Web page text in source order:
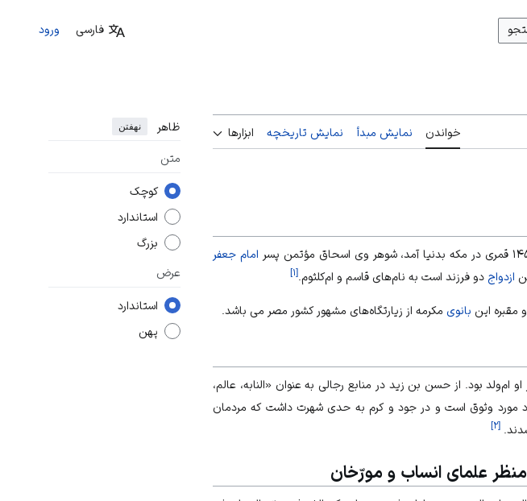
فارسی ورود
خواندن نمایش مبدأ نمایش تاریخچه ابزارها ظاهر نهفتن
متن
کوچک
استاندارد
بزرگ
عرض
استاندارد
پهن
مکهبدنیا آمد، شوهر وی اسحاق مؤتمن پسر امام جعفر
ازدواج دو فرزند است به نام‌های قاسم و ام‌کلثوم.[۱]
مقبره این بانوی مکرمه از زیارتگاه‌های مشهور کشور مصر می باشد.
ام‌ولد بود. از حسن بن زید در منابع رجالی به عنوان «النابه، عالم،
مورد وثوق است و در جود و کرم به حدی شهرت داشت که مردمان
[۲]
علمای انساب و مورّخان